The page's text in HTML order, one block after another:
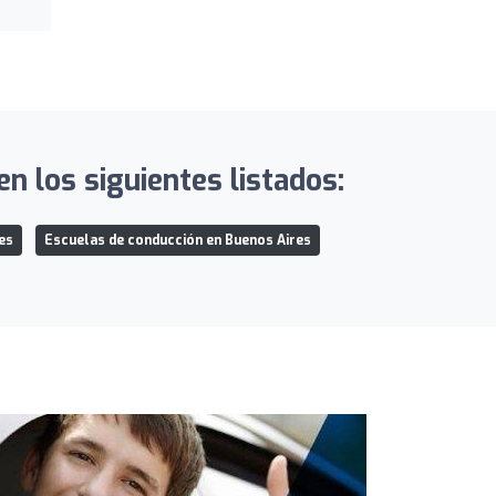
los siguientes listados:
Escuelas de conducción en Buenos Aires